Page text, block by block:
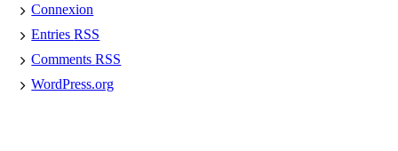
Connexion
EntriesRSS
CommentsRSS
WordPress.org